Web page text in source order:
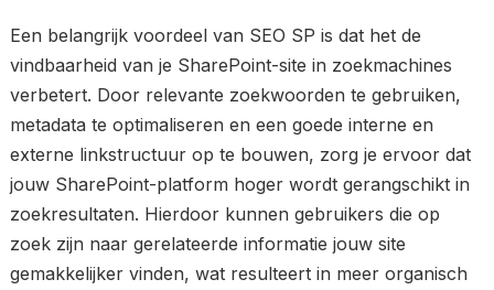
Een belangrijk voordeel van SEO SP is dat het de
vindbaarheid van je SharePoint-site in zoekmachines
verbetert. Door relevante zoekwoorden te gebruiken,
metadata te optimaliseren en een goede interne en
externe linkstructuur op te bouwen, zorg je ervoor dat
jouw SharePoint-platform hoger wordt gerangschikt in
zoekresultaten. Hierdoor kunnen gebruikers die op
zoek zijn naar gerelateerde informatie jouw site
gemakkelijker vinden, wat resulteert in meer organisch